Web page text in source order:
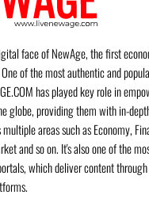
face of NewAge, the first
of the most authentic and
has played key role in
globe, providing them with in-
areas such as Economy,
and so on. It's also one of the
which deliver content